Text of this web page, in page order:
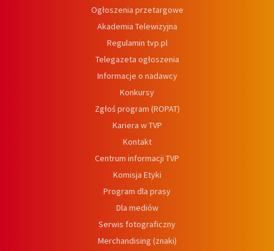
Ogłoszenia przetargowe
Akademia Telewizyjna
Regulamin tvp.pl
Telegazeta ogłoszenia
Informacje o nadawcy
Konkursy
Zgłoś program (ROPAT)
Kariera w TVP
Kontakt
Centrum informacji TVP
Komisja Etyki
Program dla prasy
Dla mediów
Serwis fotograficzny
Merchandising (znaki)